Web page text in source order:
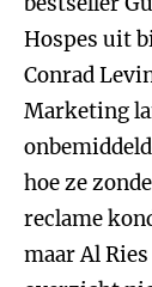
Hospes uit
Conrad
Marketing
hoe ze
reclame
maar Al